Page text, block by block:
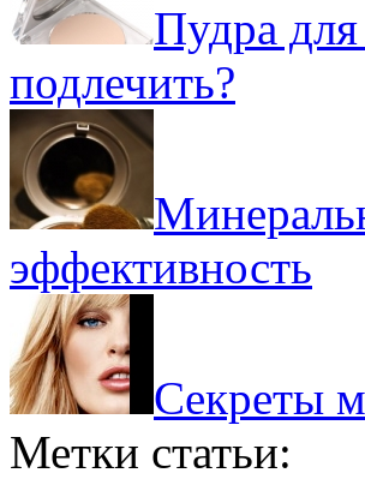
Пудра
подлечить?
эффективность
Секреты
Метки статьи: